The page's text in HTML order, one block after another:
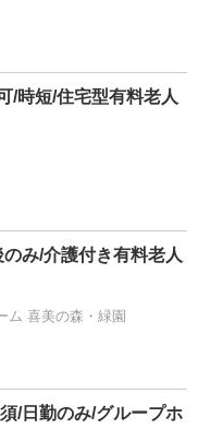
/時短/住宅型有料老人
み/介護付き有料老人
ム 喜美の森・緑園
/日勤のみ/グループホ